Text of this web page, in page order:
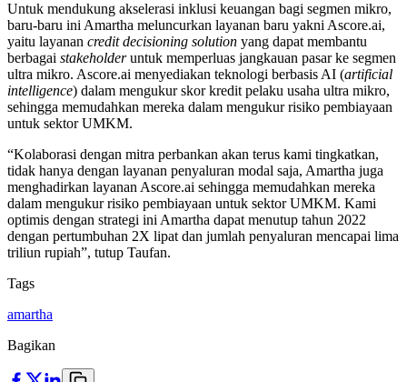
Untuk mendukung akselerasi inklusi keuangan bagi segmen mikro,
baru-baru ini Amartha meluncurkan layanan baru yakni Ascore.ai,
yaitu layanan credit decisioning solution yang dapat membantu
berbagai stakeholderuntuk memperluas jangkauan pasar ke segmen
ultra mikro. Ascore.ai menyediakan teknologi berbasis AI (artificial
intelligence) dalam mengukur skor kredit pelaku usaha ultra mikro,
sehingga memudahkan mereka dalam mengukur risiko pembiayaan
untuk sektor UMKM.
“Kolaborasi dengan mitra perbankan akan terus kami tingkatkan,
tidak hanya dengan layanan penyaluran modal saja, Amartha juga
menghadirkan layanan Ascore.ai sehingga memudahkan mereka
dalam mengukur risiko pembiayaan untuk sektor UMKM. Kami
optimis dengan strategi ini Amartha dapat menutup tahun 2022
dengan pertumbuhan 2X lipat dan jumlah penyaluran mencapai lima
triliun rupiah”, tutup Taufan.
Tags
amartha
Bagikan